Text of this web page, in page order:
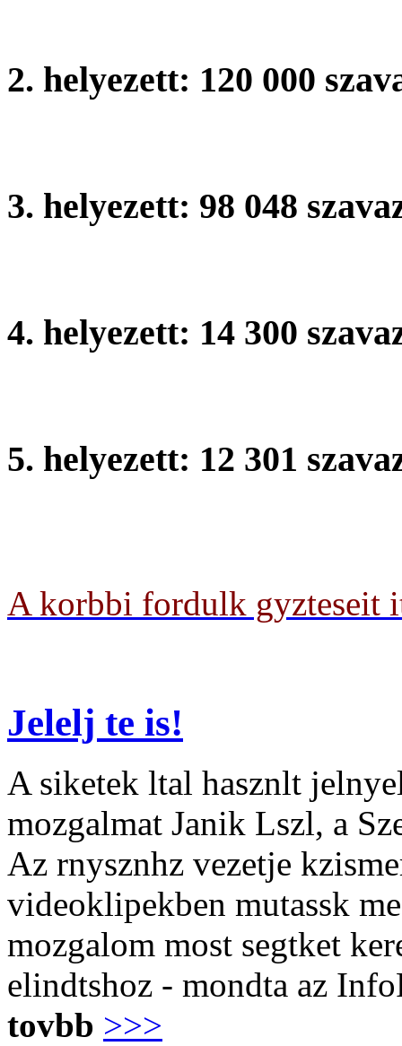
2. helyezett: 120 000
3. helyezett: 98 048
4. helyezett: 14 300
5. helyezett: 12 301
A korbbi fordulk gyzteseit
Jelelj te is!
A siketek ltal hasznlt
mozgalmat Janik Lszl, a
Az rnysznhz vezetje
videoklipekben mutassk
mozgalom most segtket
elindtshoz - mondta az
tovbb >>>